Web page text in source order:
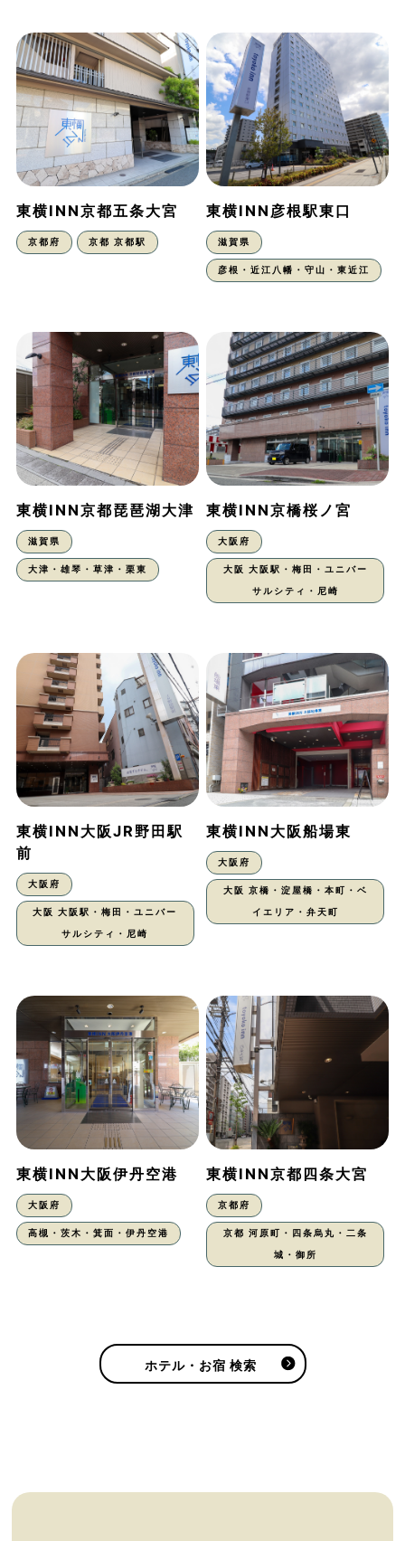
東横INN京都五条大宮
京都府 京都 京都駅
東横INN彦根駅東口
滋賀県
彦根・近江八幡・守山・東近江
東横INN京都琵琶湖大津
滋賀県
大津・雄琴・草津・栗東
東横INN京橋桜ノ宮
大阪府
大阪 大阪駅・梅田・ユニバー
サルシティ・尼崎
東横INN大阪JR野田駅
前
大阪府
大阪 大阪駅・梅田・ユニバー
サルシティ・尼崎
東横INN大阪船場東
大阪府
大阪 京橋・淀屋橋・本町・ベ
イエリア・弁天町
東横INN大阪伊丹空港
大阪府
高槻・茨木・箕面・伊丹空港
東横INN京都四条大宮
京都府
京都 河原町・四条烏丸・二条
城・御所
ホテル・お宿 検索